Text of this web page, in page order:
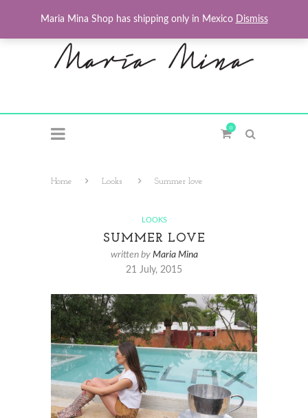
0
Home Looks Summer love
LOOKS
SUMMER LOVE
written by Maria Mina
21 July, 2015
Maria Mina Shop has shipping only in Mexico Dismiss